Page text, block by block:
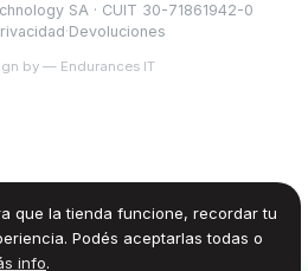
que la tienda funcione, recordar tu
Podés aceptarlas todas o
info.
SA · CUIT 30-71861942-0
·Devoluciones
by — Endurances IT